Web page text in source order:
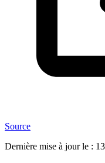
Source
Dernière mise à jour le :